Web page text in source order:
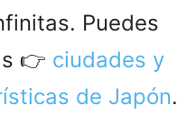
Puedes
👉 ciudades y
de Japón.